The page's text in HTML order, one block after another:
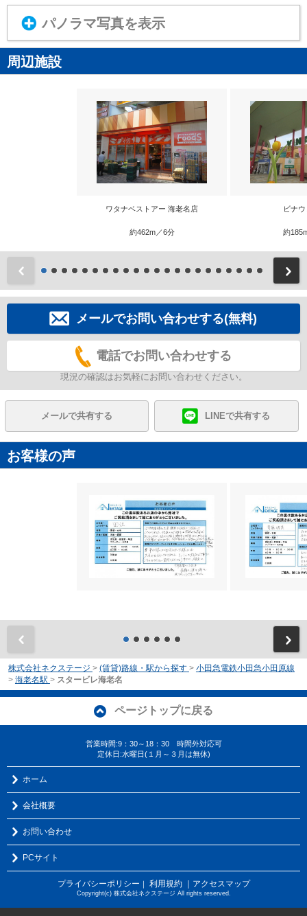
パノラマ写真を表示
周辺施設
ワタナベストアー 海老名店
約462m／6分
ビナ
約
前
メールでお問い合わせする(無料)
電話でお問い合わせする
現況の確認はお気軽にお問い合わせください。
メールで共有する LINEで共有する
お客様の声
株式会社ネクステージ > (賃貸)路線・駅から探す > 小田急電鉄小田急小田原線
> 海老名駅 > スタービレ海老名
ページトップに戻る
営業時間:9：30～18：30 時間外対応可
定休日:水曜日(１月～３月は無休)
ホーム
会社概要
お問い合わせ
PCサイト
プライバシーポリシー ｜ 利用規約 ｜アクセスマップ
Copyright(c) 株式会社ネクステージ All rights reserved.